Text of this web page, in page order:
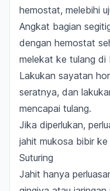
hemostat, melebihi
Angkat bagian
dengan hemostat
melekat ke tulang di
Lakukan sayatan
seratnya, dan
mencapai tulang.
Jika diperlukan,
jahit mukosa bibir
Suturing
Jahit hanya